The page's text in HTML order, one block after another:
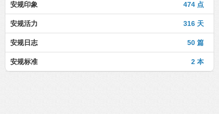
474 点
安规印象
316 天
安规活力
50 篇
安规日志
2 本
安规标准